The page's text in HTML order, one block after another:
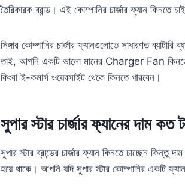
তৈরিকারক ব্রান্ড। এই কোম্পানির চার্জার ফ্যান কিনতে
সিঙ্গার কোম্পানির চার্জার ফ্যানগুলোতে সাধারণত
তাই, আপনি একটি ভালো মানের Charger Fan কিনতে
কিংবা ই-কমার্স ওয়েবসাইট থেকে কিনতে পারবেন।
সুপার স্টার চার্জার ফ্যানের দাম কত
সুপার স্টার ব্রান্ডের চার্জার ফ্যান কিনতে চাচ্ছেন কিন্তু
হয়ে থাকে। আপনি যদি সুপার স্টার কোম্পানির একটি